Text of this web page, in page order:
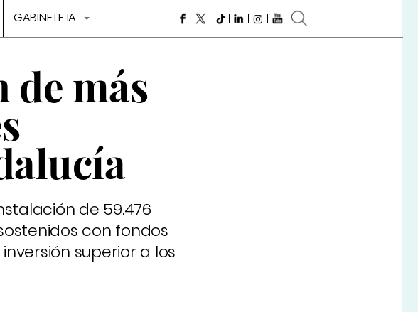
GABINETE IA
de más
de 59.476
con fondos
superior a los